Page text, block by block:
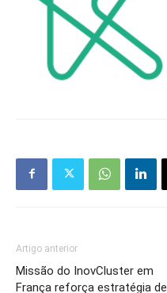
Artigo anterior
Missão do InovCluster em
França reforça estratégia de